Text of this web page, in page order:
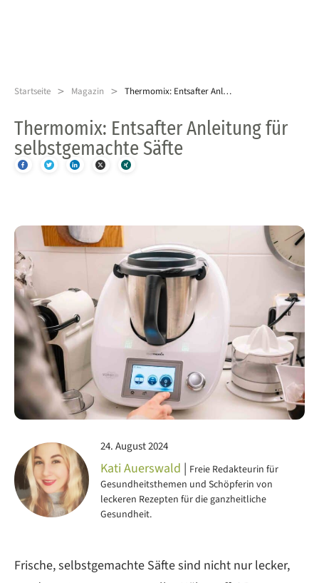
Startseite > Magazin > Thermomix: Entsafter Anleitung für selbstgemachte Säfte
Thermomix: Entsafter Anleitung für
selbstgemachte Säfte
24. August 2024
Kati Auerswald | Freie Redakteurin für
Gesundheitsthemen und Schöpferin von
leckeren Rezepten für die ganzheitliche
Gesundheit.
Frische, selbstgemachte Säfte sind nicht nur lecker,